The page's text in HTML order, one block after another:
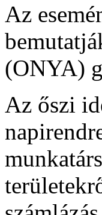
Az
(ONYA)
Az őszi